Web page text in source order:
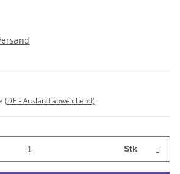
(DE - Ausland abweichend)
Stk